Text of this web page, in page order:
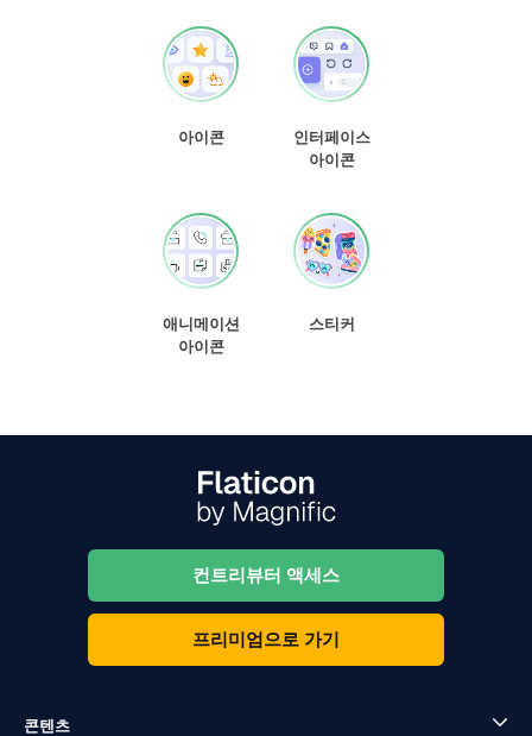
아이콘
인터페이스
아이콘
애니메이션
아이콘
스티커
컨트리뷰터 액세스
프리미엄으로 가기
콘텐츠